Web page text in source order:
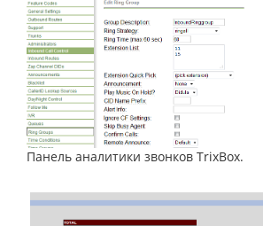
Панель аналитики звонков TrixBox.